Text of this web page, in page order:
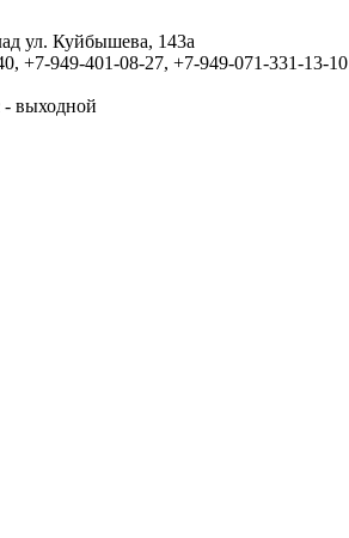
ул. Куйбышева, 143а
+7-949-401-08-27, +7-949-071-331-13-10
- выходной